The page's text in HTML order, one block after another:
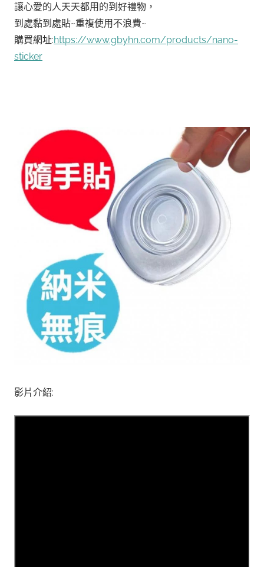
讓心愛的人天天都用的到好禮物，
到處黏到處貼~重複使用不浪費~
購買網址:https://www.gbyhn.com/products/nano-
sticker
影片介紹: